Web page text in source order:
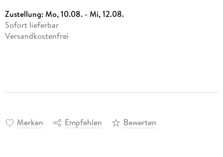
Zustellung:Mo, 10.08. - Mi, 12.08.
Sofort lieferbar
Versandkostenfrei
Merken Empfehlen Bewerten